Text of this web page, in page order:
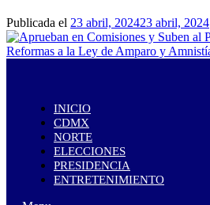
Publicada el 23 abril, 202423 abril, 2024
INICIO
CDMX
NORTE
ELECCIONES
PRESIDENCIA
ENTRETENIMIENTO